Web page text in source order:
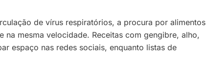
de vírus respiratórios, a procura por alimentos
mesma velocidade. Receitas com gengibre, alho,
espaço nas redes sociais, enquanto listas de